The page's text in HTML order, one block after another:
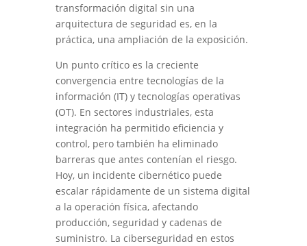
transformación digital sin una
arquitectura de seguridad es, en la
práctica, una ampliación de la exposición.
Un punto crítico es la creciente
convergencia entre tecnologías de la
información (IT) y tecnologías operativas
(OT). En sectores industriales, esta
integración ha permitido eficiencia y
control, pero también ha eliminado
barreras que antes contenían el riesgo.
Hoy, un incidente cibernético puede
escalar rápidamente de un sistema digital
a la operación física, afectando
producción, seguridad y cadenas de
suministro. La ciberseguridad en estos